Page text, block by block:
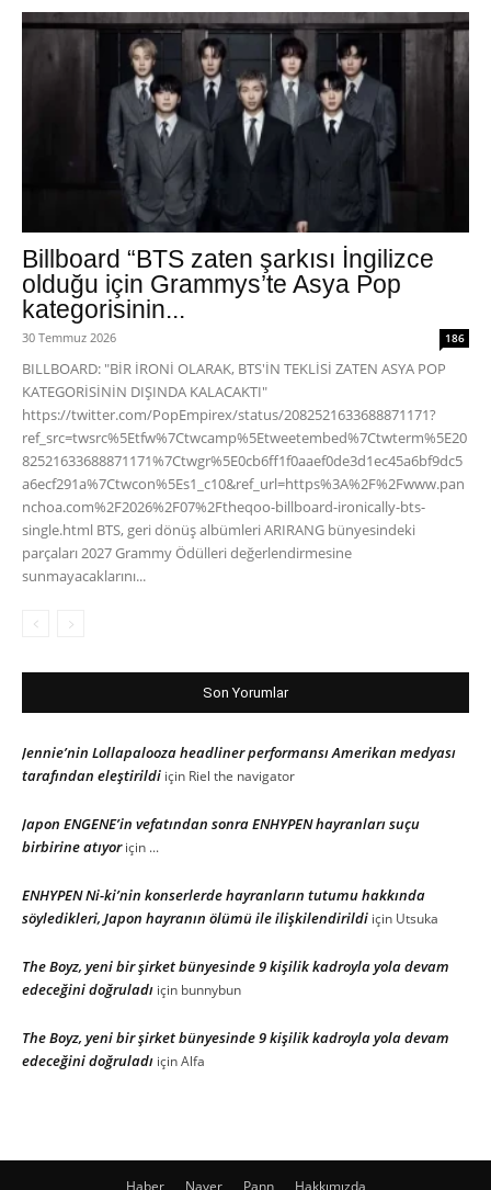
Billboard “BTS zaten şarkısı İngilizce
olduğu için Grammys’te Asya Pop
kategorisinin...
30 Temmuz 2026 186
BILLBOARD: "BİR İRONİ OLARAK, BTS'İN TEKLİSİ ZATEN ASYA POP
KATEGORİSİNİN DIŞINDA KALACAKTI"
https://twitter.com/PopEmpirex/status/2082521633688871171?
ref_src=twsrc%5Etfw%7Ctwcamp%5Etweetembed%7Ctwterm%5E20
82521633688871171%7Ctwgr%5E0cb6ff1f0aaef0de3d1ec45a6bf9dc5
a6ecf291a%7Ctwcon%5Es1_c10&ref_url=https%3A%2F%2Fwww.pan
nchoa.com%2F2026%2F07%2Ftheqoo-billboard-ironically-bts-
single.html BTS, geri dönüş albümleri ARIRANG bünyesindeki
parçaları 2027 Grammy Ödülleri değerlendirmesine
sunmayacaklarını...
Son Yorumlar
Jennie’nin Lollapalooza headliner performansı Amerikan medyası
tarafından eleştirildi için Riel the navigator
Japon ENGENE’in vefatından sonra ENHYPEN hayranları suçu
birbirine atıyoriçin ...
ENHYPEN Ni-ki’nin konserlerde hayranların tutumu hakkında
söyledikleri, Japon hayranın ölümü ile ilişkilendirildi için Utsuka
The Boyz, yeni bir şirket bünyesinde 9 kişilik kadroyla yola devam
edeceğini doğruladı için bunnybun
The Boyz, yeni bir şirket bünyesinde 9 kişilik kadroyla yola devam
edeceğini doğruladı içinAlfa